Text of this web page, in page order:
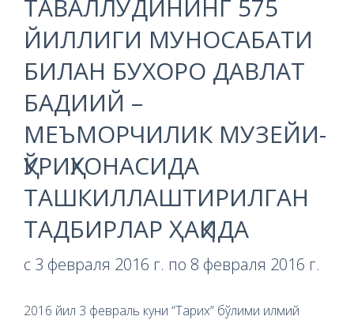
ТАВАЛЛУДИНИНГ 575
ЙИЛЛИГИ МУНОСАБАТИ
БИЛАН БУХОРО ДАВЛАТ
БАДИИЙ –
МЕЪМОРЧИЛИК МУЗЕЙИ-
ҚЎРИҚХОНАСИДА
ТАШКИЛЛАШТИРИЛГАН
ТАДБИРЛАР ҲАҚИДА
с 3 февраля 2016 г. по 8 февраля 2016 г.
2016 йил 3 февраль куни “Тарих” бўлими илмий